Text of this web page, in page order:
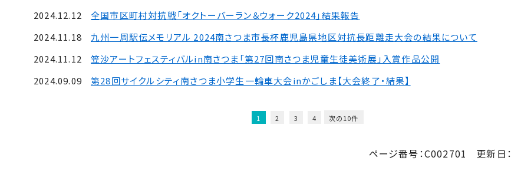
2024.12.12
全国市区町村対抗戦「オクトーバーラン＆ウォーク2024」結果報告
2024.11.18
九州一周駅伝メモリアル 2024南さつま市長杯鹿児島県地区対抗長距離走大会の結果について
2024.11.12
笠沙アートフェスティバルin南さつま「第27回南さつま児童生徒美術展」入賞作品公開
2024.09.09
第28回サイクルシティ南さつま小学生一輪車大会inかごしま【大会終了・結果】
1 2 3 4 次の10件
ページ番号：C002701 更新日：